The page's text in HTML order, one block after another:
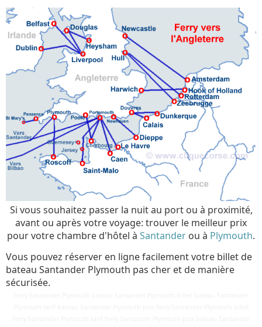
Si vous souhaitez passer la nuit au port ou à proximité,
avant ou après votre voyage: trouver le meilleur prix
pour votre chambre d'hôtel à Santander ou à Plymouth.
Vous pouvez réserver en ligne facilement votre billet de
bateau Santander Plymouth pas cher et de manière
sécurisée.